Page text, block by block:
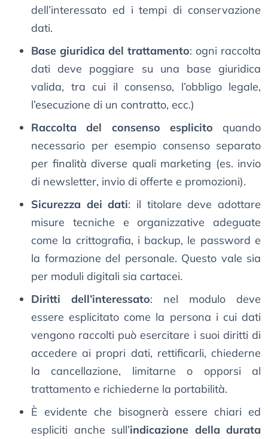
dell’interessato ed i tempi di conservazione
dati.
Base giuridica del trattamento: ogni raccolta
dati deve poggiare su una base giuridica
valida, tra cui il consenso, l’obbligo legale,
l’esecuzione di un contratto, ecc.)
Raccolta del consenso esplicito quando
necessario per esempio consenso separato
per finalità diverse quali marketing (es. invio
di newsletter, invio di offerte e promozioni).
Sicurezza dei dati: il titolare deve adottare
misure tecniche e organizzative adeguate
come la crittografia, i backup, le password e
la formazione del personale. Questo vale sia
per moduli digitali sia cartacei.
Diritti dell’interessato: nel modulo deve
essere esplicitato come la persona i cui dati
vengono raccolti può esercitare i suoi diritti di
accedere ai propri dati, rettificarli, chiederne
la cancellazione, limitarne o opporsi al
trattamento e richiederne la portabilità.
È evidente che bisognerà essere chiari ed
espliciti anche sull’indicazione della durata